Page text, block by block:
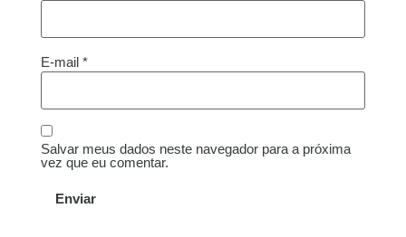
E-mail *
Salvar meus dados neste navegador para a próxima
vez que eu comentar.